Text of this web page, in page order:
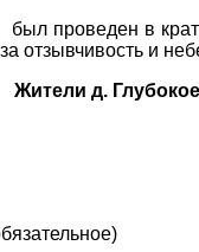
проведен в
отзывчивость и